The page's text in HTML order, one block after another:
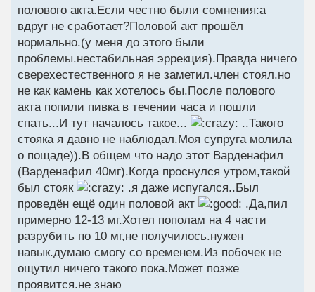
полового акта.Если честно были сомнения:а
вдруг не сработает?Половой акт прошёл
нормально.(у меня до этого были
проблемы.нестабильная эррекция).Правда ничего
сверехестественного я не заметил.член стоял.но
не как камень как хотелось бы.После полового
акта попили пивка в течении часа и пошли
спать...И тут началось такое...
..Такого
стояка я давно не наблюдал.Моя супруга молила
о пощаде)).В общем что надо этот Варденафил
(Варденафил 40мг).Когда проснулся утром,такой
был стояк
.я даже испугался..Был
проведён ещё один половой акт
.Да,пил
примерно 12-13 мг.Хотел пополам на 4 части
разрубить по 10 мг,не получилось.нужен
навык.думаю смогу со временем.Из побочек не
ощутил ничего такого пока.Может позже
проявится.не знаю